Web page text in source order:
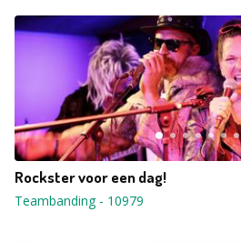
Rockster voor een dag!
Teambanding- 10979